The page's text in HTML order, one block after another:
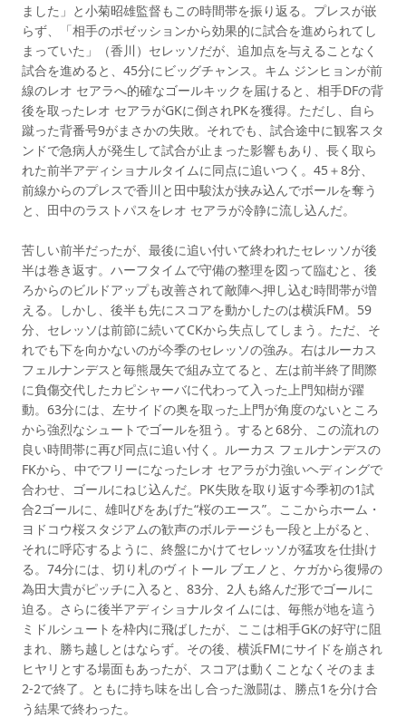
ました」と小菊昭雄監督もこの時間帯を振り返る。プレスが嵌
らず、「相手のポゼッションから効果的に試合を進められてし
まっていた」（香川）セレッソだが、追加点を与えることなく
試合を進めると、45分にビッグチャンス。キム ジンヒョンが前
線のレオ セアラへ的確なゴールキックを届けると、相手DFの背
後を取ったレオ セアラがGKに倒されPKを獲得。ただし、自ら
蹴った背番号9がまさかの失敗。それでも、試合途中に観客スタ
ンドで急病人が発生して試合が止まった影響もあり、長く取ら
れた前半アディショナルタイムに同点に追いつく。45＋8分、
前線からのプレスで香川と田中駿汰が挟み込んでボールを奪う
と、田中のラストパスをレオ セアラが冷静に流し込んだ。
苦しい前半だったが、最後に追い付いて終われたセレッソが後
半は巻き返す。ハーフタイムで守備の整理を図って臨むと、後
ろからのビルドアップも改善されて敵陣へ押し込む時間帯が増
える。しかし、後半も先にスコアを動かしたのは横浜FM。59
分、セレッソは前節に続いてCKから失点してしまう。ただ、そ
れでも下を向かないのが今季のセレッソの強み。右はルーカス
フェルナンデスと毎熊晟矢で組み立てると、左は前半終了間際
に負傷交代したカピシャーバに代わって入った上門知樹が躍
動。63分には、左サイドの奥を取った上門が角度のないところ
から強烈なシュートでゴールを狙う。すると68分、この流れの
良い時間帯に再び同点に追い付く。ルーカス フェルナンデスの
FKから、中でフリーになったレオ セアラが力強いヘディングで
合わせ、ゴールにねじ込んだ。PK失敗を取り返す今季初の1試
合2ゴールに、雄叫びをあげた“桜のエース”。ここからホーム・
ヨドコウ桜スタジアムの歓声のボルテージも一段と上がると、
それに呼応するように、終盤にかけてセレッソが猛攻を仕掛け
る。74分には、切り札のヴィトール ブエノと、ケガから復帰の
為田大貴がピッチに入ると、83分、2人も絡んだ形でゴールに
迫る。さらに後半アディショナルタイムには、毎熊が地を這う
ミドルシュートを枠内に飛ばしたが、ここは相手GKの好守に阻
まれ、勝ち越しとはならず。その後、横浜FMにサイドを崩され
ヒヤリとする場面もあったが、スコアは動くことなくそのまま
2-2で終了。ともに持ち味を出し合った激闘は、勝点1を分け合
う結果で終わった。